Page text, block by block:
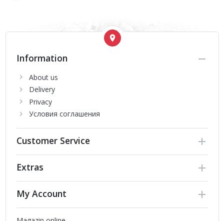
Information
About us
Delivery
Privacy
Условия соглашения
Customer Service
Extras
My Account